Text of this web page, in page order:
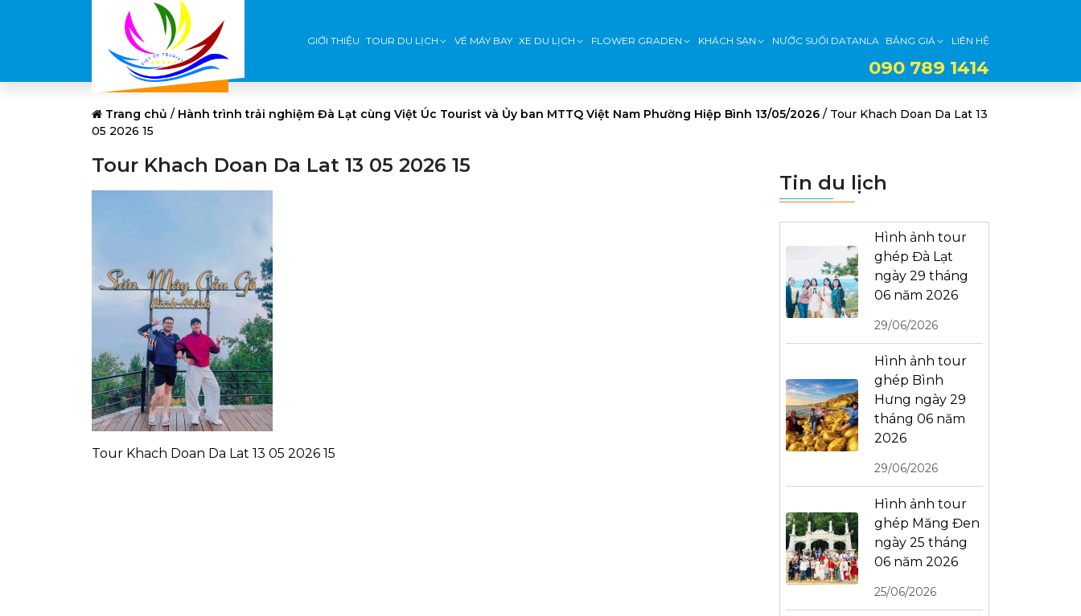
GIỚI THIỆU TOUR DU LỊCH VÉ MÁY BAY XE DU LỊCH FLOWER GRADEN KHÁCH SẠN NƯỚC SUỐI DATANLA BẢNG GIÁ LIÊN HỆ
090 789 1414
Trang chủ / Hành trình trải nghiệm Đà Lạt cùng Việt Úc Tourist và Ủy ban MTTQ Việt Nam Phường Hiệp Bình 13/05/2026 / Tour Khach Doan Da Lat 13
05 2026 15
Tour Khach Doan Da Lat 13 05 2026 15
Tour Khach Doan Da Lat 13 05 2026 15
Tin du lịch
Hình ảnh tour
ghép Đà Lạt
ngày 29 tháng
06 năm 2026
29/06/2026
Hình ảnh tour
ghép Bình
Hưng ngày 29
tháng 06 năm
2026
29/06/2026
Hình ảnh tour
ghép Măng Đen
ngày 25 tháng
06 năm 2026
25/06/2026